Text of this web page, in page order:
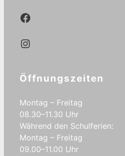
Kath.Dietlikon Facebook
Kath.Dietlikon Instagram
Öffnungszeiten
Montag – Freitag
08.30–11.30 Uhr
Während den Schulferien:
Montag – Freitag
09.00–11.00 Uhr